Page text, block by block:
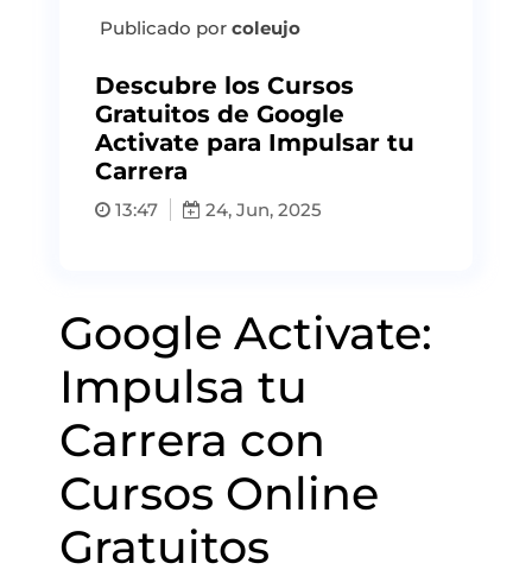
Publicado por coleujo
Descubre los Cursos
Gratuitos de Google
Activate para Impulsar tu
Carrera
13:47 24, Jun, 2025
Google Activate:
Impulsa tu
Carrera con
Cursos Online
Gratuitos